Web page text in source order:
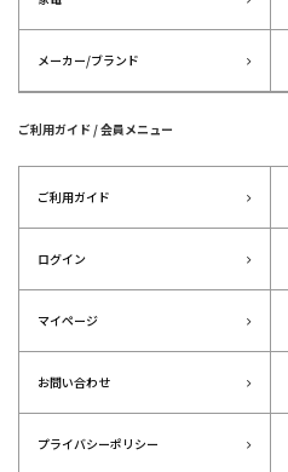
メーカー/ブランド
ご利用ガイド / 会員メニュー
ご利用ガイド
ログイン
マイページ
お問い合わせ
プライバシーポリシー